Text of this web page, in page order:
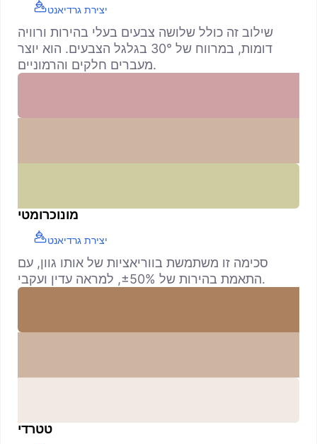
יצירת גרדיאנט
שילוב זה כולל שלושה צבעים בעלי בהירות ורוויה
דומות, במרווח של 30° בגלגל הצבעים. הוא יוצר
מעברים חלקים והרמוניים.
מונוכרומטי
יצירת גרדיאנט
סכימה זו משתמשת בווריאציות של אותו גוון, עם
התאמת בהירות של ±50%, למראה עדין ועקבי.
טטרדי